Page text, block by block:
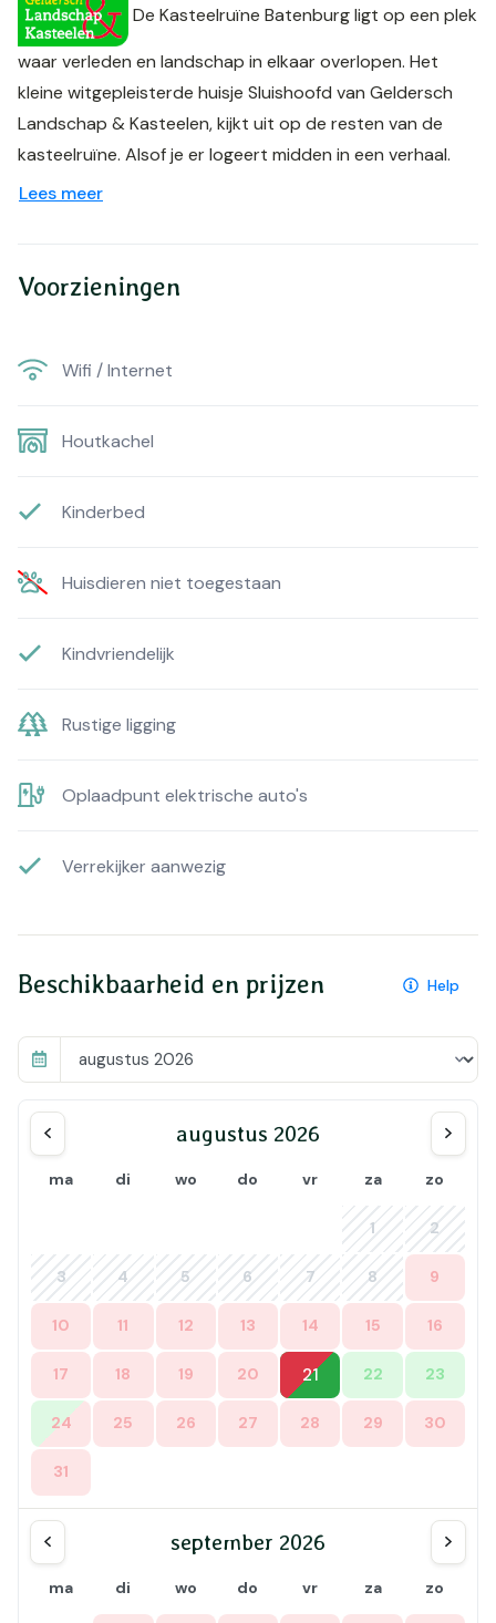
De Kasteelruïne Batenburg ligt op een plek
waar verleden en landschap in elkaar overlopen. Het
kleine witgepleisterde huisje Sluishoofd van Geldersch
Landschap & Kasteelen, kijkt uit op de resten van de
kasteelruïne. Alsof je er logeert midden in een verhaal.
Lees meer
Voorzieningen
Wifi / Internet
Houtkachel
Kinderbed
Huisdieren niet toegestaan
Kindvriendelijk
Rustige ligging
Oplaadpunt elektrische auto's
Verrekijker aanwezig
Beschikbaarheid en prijzen Help
augustus 2026
ma di wo do vr za zo
1 2
3 4 5 6 7 8 9
10 11 12 13 14 15 16
17 18 19 20 21 22 23
24 25 26 27 28 29 30
31
september 2026
ma di wo do vr za zo